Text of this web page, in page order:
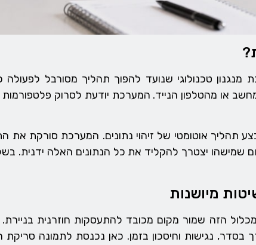
טכנולוגי שנועד להפוך תהליך מסורבל לפעולה
או מהטלפון הנייד. המערכת יודעת לסרוק
אוטומטי של זיהוי נתונים. המערכת סורקת את
שמישהו יצטרך להקליד את כל הנתונים האלה ידנית.
מיושנות
הזה שמור מקום מכובד להתעסקות חוזרנית
נגישות וחיסכון בזמן. כאן נכנסת לתמונה סריקת